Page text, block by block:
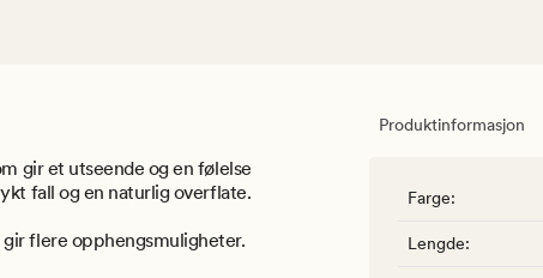
gir et utseende og en følelse
fall og en naturlig overflate.
flere opphengsmuligheter.
Produktinformasjon
Farge:
Lengde: